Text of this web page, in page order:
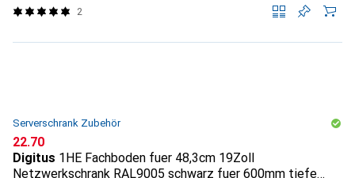
2
Serverschrank Zubehör
CHF
22.70
Digitus 1HE Fachboden fuer 48,3cm 19Zoll
Netzwerkschrank RAL9005 schwarz fuer 600mm tiefe